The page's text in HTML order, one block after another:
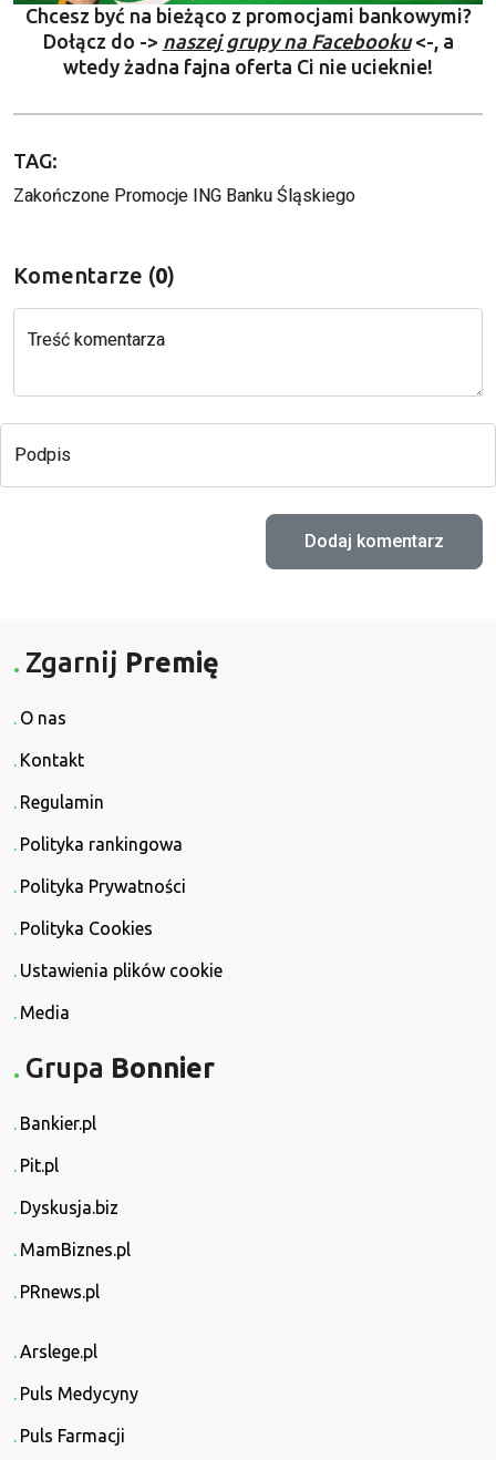
Chcesz być na bieżąco z promocjami bankowymi?
Dołącz do -> naszej grupy na Facebooku<-, a
wtedy żadna fajna oferta Ci nie ucieknie!
TAG:
Zakończone Promocje ING Banku Śląskiego
Komentarze (0)
Treść komentarza
Podpis
Zgarnij Premię
O nas
Kontakt
Regulamin
Polityka rankingowa
Polityka Prywatności
Polityka Cookies
Ustawienia plików cookie
Media
Grupa Bonnier
Bankier.pl
Pit.pl
Dyskusja.biz
MamBiznes.pl
PRnews.pl
Arslege.pl
Puls Medycyny
Puls Farmacji